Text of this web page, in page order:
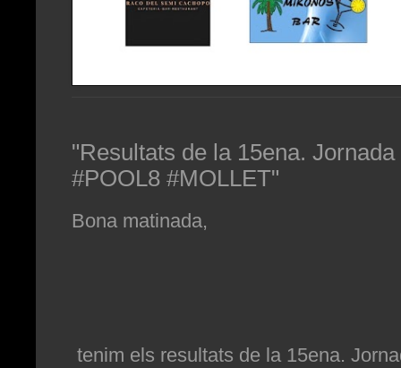
"Resultats de la 15ena.
#POOL8 #MOLLET"
Bona matinada,
tenim els resultats de la 15ena.